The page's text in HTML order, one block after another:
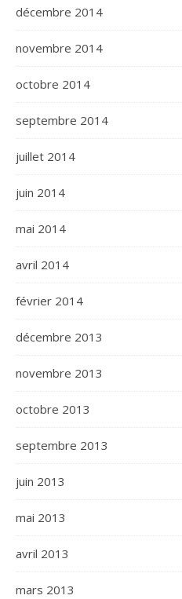
décembre 2014
novembre 2014
octobre 2014
septembre 2014
juillet 2014
juin 2014
mai 2014
avril 2014
février 2014
décembre 2013
novembre 2013
octobre 2013
septembre 2013
juin 2013
mai 2013
avril 2013
mars 2013